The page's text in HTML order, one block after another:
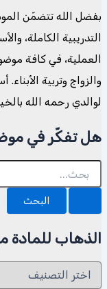
التدريبية الكاملة،
العملية، في كافة
والزواج وتربية
لوالدي رحمه الله
هل تفكّر في
البحث
عن:
الذهاب للمادة
الذهاب
للمادة